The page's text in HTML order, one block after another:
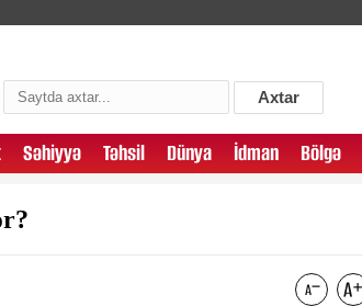
Axtar
Səhiyyə Təhsil Dünya İdman Bölgə